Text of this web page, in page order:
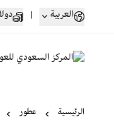
العربية |
الرئيسية عطور